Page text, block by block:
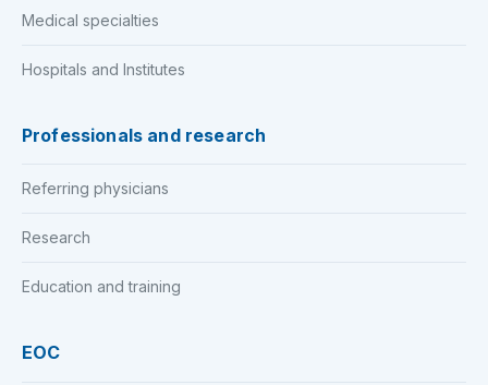
Medical specialties
Hospitals and Institutes
Professionals and research
Referring physicians
Research
Education and training
EOC